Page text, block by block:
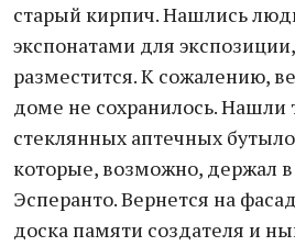
старый кирпич. Нашлись
экспонатами для
разместится. К сожалению,
доме не сохранилось. Нашли
стеклянных аптечных
которые, возможно, держал
Эсперанто. Вернется на
доска памяти создателя и